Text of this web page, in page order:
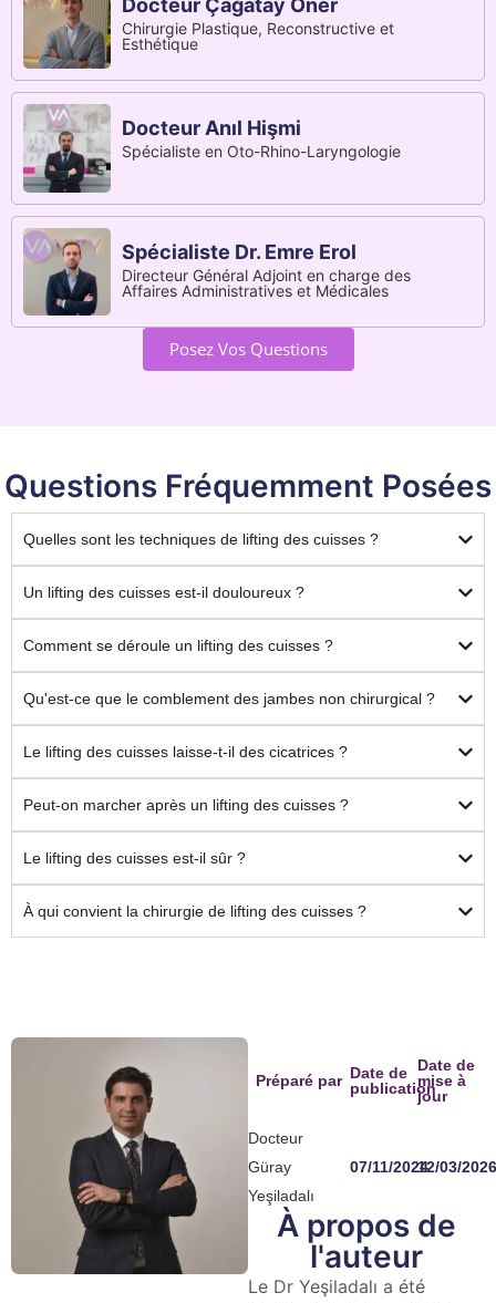
Docteur Çağatay Öner
Chirurgie Plastique, Reconstructive et
Esthétique
Docteur Anıl Hişmi
Spécialiste en Oto-Rhino-Laryngologie
Spécialiste Dr. Emre Erol
Directeur Général Adjoint en charge des
Affaires Administratives et Médicales
Posez Vos Questions
Questions Fréquemment Posées
Quelles sont les techniques de lifting des cuisses ?
Un lifting des cuisses est-il douloureux ?
Comment se déroule un lifting des cuisses ?
Qu'est-ce que le comblement des jambes non chirurgical ?
Le lifting des cuisses laisse-t-il des cicatrices ?
Peut-on marcher après un lifting des cuisses ?
Le lifting des cuisses est-il sûr ?
À qui convient la chirurgie de lifting des cuisses ?
À propos de
l'auteur
Préparé par Date de
publication
Date de
mise à
jour
Docteur
Güray
Yeşiladalı
07/11/202412/03/2026
Le Dr Yeşiladalı a été